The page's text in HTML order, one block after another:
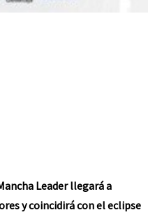
Leader llegará a
y coincidirá con el eclipse